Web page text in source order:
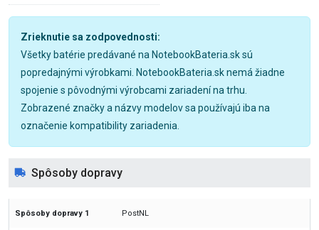
Zrieknutie sa zodpovednosti:
Všetky batérie predávané na NotebookBateria.sk sú
popredajnými výrobkami. NotebookBateria.sk nemá žiadne
spojenie s pôvodnými výrobcami zariadení na trhu.
Zobrazené značky a názvy modelov sa používajú iba na
označenie kompatibility zariadenia.
Spôsoby dopravy
PostNL